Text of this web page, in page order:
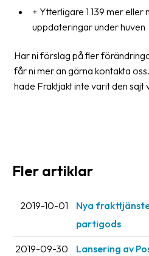
+ Ytterligare 1 139 mer eller
uppdateringar under huven
Har ni förslag på fler
får ni mer än gärna kontakta
hade Fraktjakt inte varit den sajt
Fler artiklar
2019-10-01
Nya
partigods
2019-09-30 Lansering av